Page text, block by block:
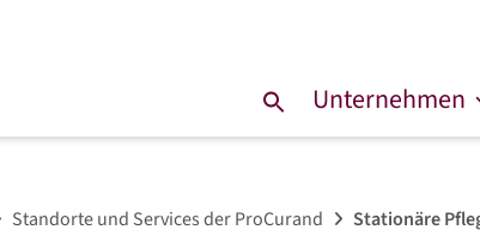
Suche
Unternehmen
Standorte und Services der ProCurand Stationäre